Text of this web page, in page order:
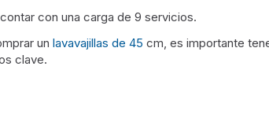
con una carga de 9 servicios.
un lavavajillas de 45 cm, es importante
clave.